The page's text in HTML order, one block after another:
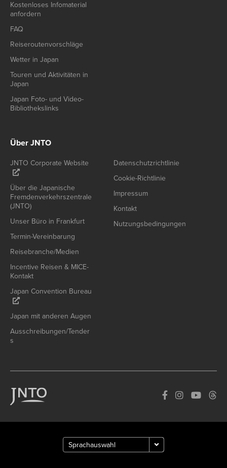
Kostenloses Infomaterial
anfordern
FAQ
Reiseroutenvorschläge
Wetter in Japan
Touren und Aktivitäten in
Japan
Japan Foto- und Video-
Bibliothekslinks
Über JNTO
JNTO Corporate Website
Über die Japanische
Fremdenverkehrszentrale
(JNTO)
Unser Büro in Frankfurt
Termin-Vereinbarung
Reisebranche/Medien
Incentive Reisen & MICE-
Kontakt
Japan Convention Bureau
Japan mit anderen Augen
Ausschreibungen/Tender
s
Datenschutzrichtlinie
Cookie-Richtlinie
Impressum
Kontakt
Nutzungsbedingungen